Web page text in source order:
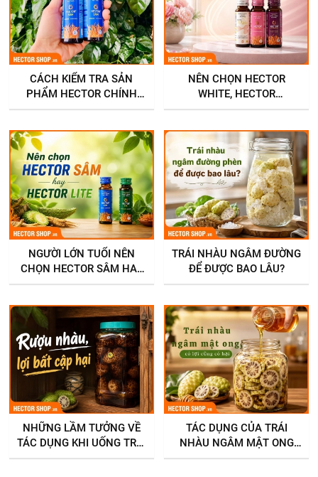
CÁCH KIỂM TRA SẢN
PHẨM HECTOR CHÍNH
HÃNG
NÊN CHỌN HECTOR
WHITE, HECTOR
COLLAGEN HAY HECTOR
NGƯỜI LỚN TUỔI NÊN
CHỌN HECTOR SÂM HAY
HECTOR LITE?
TRÁI NHÀU NGÂM ĐƯỜNG
ĐỂ ĐƯỢC BAO LÂU?
NHỮNG LẦM TƯỞNG VỀ
TÁC DỤNG KHI UỐNG TRÁI
NHÀU NGÂM RƯỢU
TÁC DỤNG CỦA TRÁI
NHÀU NGÂM MẬT ONG
ĐỐI VỚI SỨC KHỎE